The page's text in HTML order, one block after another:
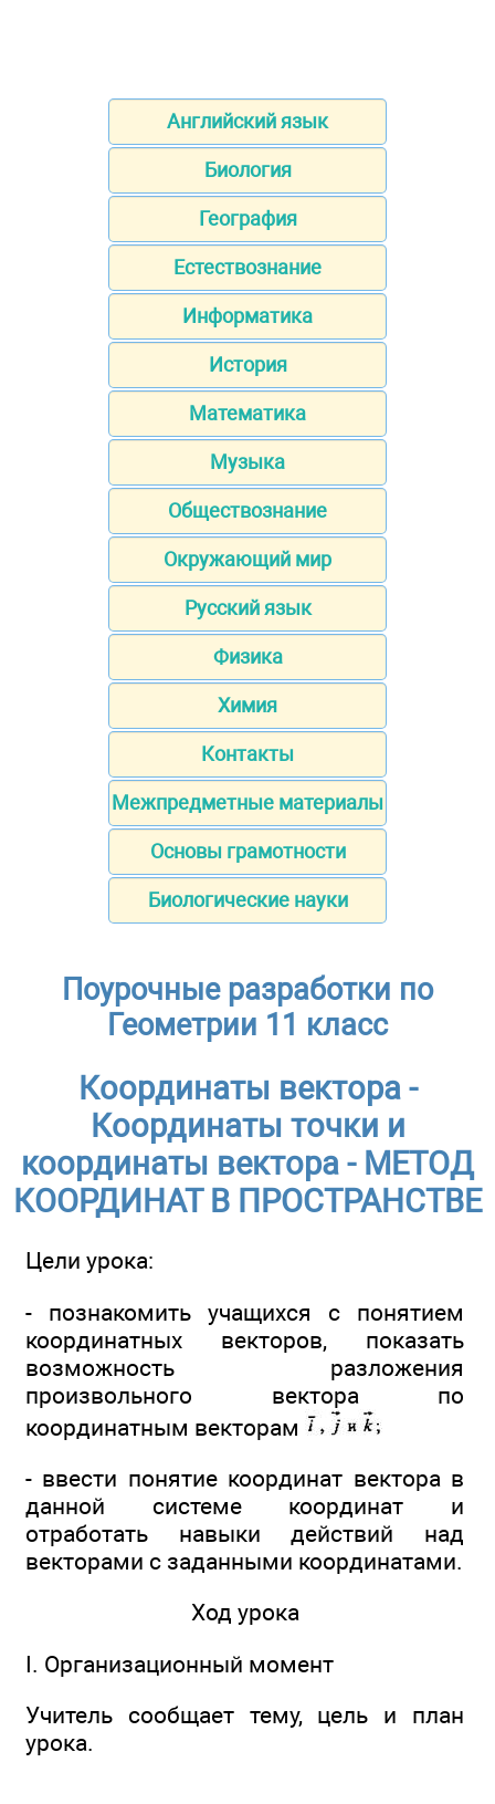
Английский язык
Биология
География
Естествознание
Информатика
История
Математика
Музыка
Обществознание
Окружающий мир
Русский язык
Физика
Химия
Контакты
Межпредметные материалы
Основы грамотности
Биологические науки
Поурочные разработки по
Геометрии 11 класс
Координаты вектора -
Координаты точки и
координаты вектора - МЕТОД
КООРДИНАТ В ПРОСТРАНСТВЕ
Цели урока:
- познакомить учащихся с понятием
координатных векторов, показать
возможность разложения
произвольного вектора по
координатным векторам
- ввести понятие координат вектора в
данной системе координат и
отработать навыки действий над
векторами с заданными координатами.
Ход урока
I. Организационный момент
Учитель сообщает тему, цель и план
урока.